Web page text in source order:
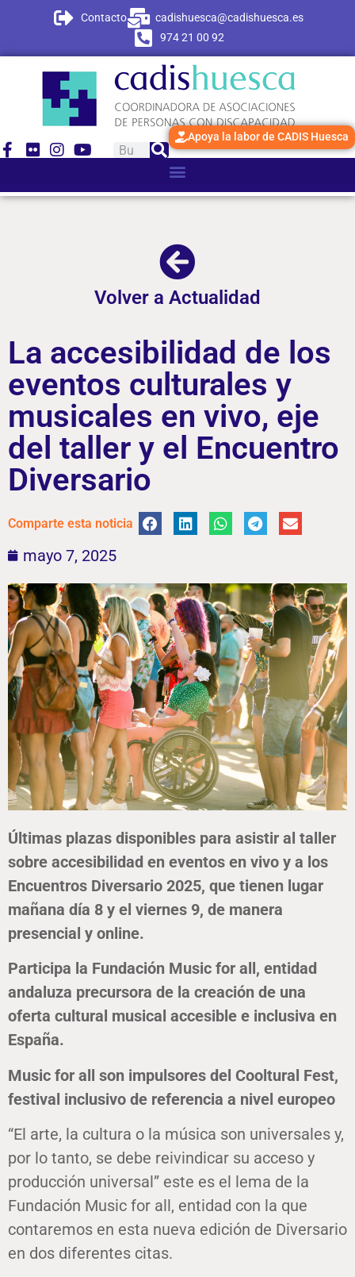
Contacto
cadishuesca@cadishuesca.es
974 21 00 92
Apoya la labor de CADIS Huesca
Volver a Actualidad
La accesibilidad de los
eventos culturales y
musicales en vivo, eje
del taller y el Encuentro
Diversario
Comparte esta noticia
mayo 7, 2025
Últimas plazas disponibles para asistir al taller
sobre accesibilidad en eventos en vivo y a los
Encuentros Diversario 2025, que tienen lugar
mañana día 8 y el viernes 9, de manera
presencial y online.
Participa la Fundación Music for all, entidad
andaluza precursora de la creación de una
oferta cultural musical accesible e inclusiva en
España.
Music for all son impulsores del Cooltural Fest,
festival inclusivo de referencia a nivel europeo
“El arte, la cultura o la música son universales y,
por lo tanto, se debe reivindicar su acceso y
producción universal” este es el lema de la
Fundación Music for all, entidad con la que
contaremos en esta nueva edición de Diversario
en dos diferentes citas.